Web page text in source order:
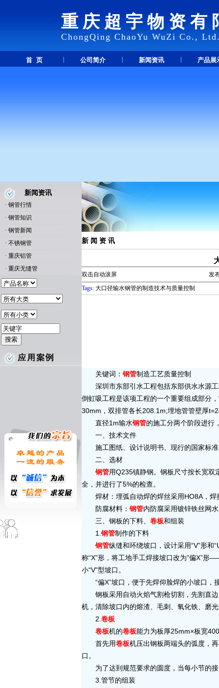
重庆超宇物资有
ChongQing ChaoYu WuZi Co.,
首 页 公司简介 新闻资讯 产品展
新闻资讯
· 钢管行情
· 钢管知识
· 钢管新闻
· 不锈钢管
· 重庆铝管
· 重庆无缝管
新 闻 资 讯
双击自动滚屏
发
Tags: 大口径输水钢管的制造技术与质量控制
关键词： 钢管制造工艺质量控制
深圳市东部引水工程包括东部供水水源工
倒虹吸工程是该项工程的一个重要组成部分
30mm，双排管各长208.1m;埋地管管壁厚
直径1m输水钢管的施工分两个阶段进行
一、技术文件
施工图纸、设计说明书、现行的国家标准
二、选材
钢管用Q235镇静钢。钢板尺寸按长宽
全，并进行了5%的检查。
焊材：埋弧自动焊的焊丝采用HO8A，焊
防腐材料： 钢管内防腐采用镀锌铁丝网
三、钢板的下料、 卷板和组装
1. 钢管制作的下料
钢管纵缝和环绕坡口，设计采用“V”形
称“X”形，将工地手工焊接坡口改为”偏X”
小“V”型坡口。
“偏X”坡口，便于先焊仰脸焊的小坡口，
钢板采用自动火焰气割枪切割，先割直边
机，清除坡口内的熔渣、毛刺、氧化铁、磨
2. 卷板
卷板机的卷板能力为板厚25mm×板宽
首先用卷板机压出钢板两端头的弧度，
口。
为了达到规范要求的圆度，当每小节的接
3.管节的组装